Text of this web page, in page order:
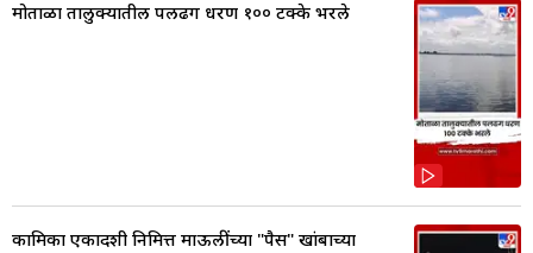
मोताळा तालुक्यातील पलढग धरण १०० टक्के भरले
कामिका एकादशी निमित्त माऊलींच्या "पैस" खांबाच्या